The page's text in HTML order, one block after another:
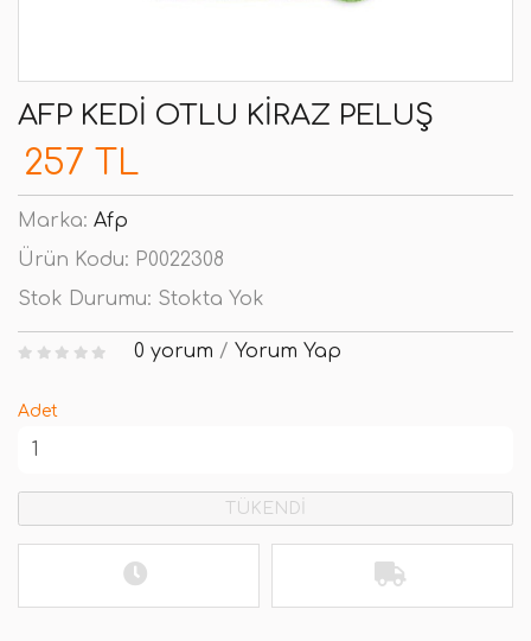
AFP KEDI OTLU KIRAZ PELUŞ
257 TL
Marka: Afp
Ürün Kodu: P0022308
Stok Durumu: Stokta Yok
0 yorum / Yorum Yap
Adet
TÜKENDİ